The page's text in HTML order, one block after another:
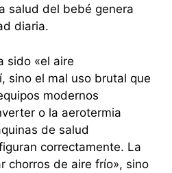
salud del bebé genera
diaria.
sido «el aire
sino el mal uso brutal que
modernos
o la aerotermia
de salud
correctamente. La
chorros de aire frío», sino